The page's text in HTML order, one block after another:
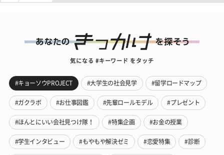
気になる #キーワード をタッチ
#キョーソウPROJECT #大学生の社会見学 #留学ロードマップ
#ガクラボ #お仕事図鑑 #先輩ロールモデル #プレゼント
#ほんとにいい会社見つけ隊！ #特集企画 #お金の授業
#学生インタビュー #もやもや解決ゼミ #恋愛特集 #診断